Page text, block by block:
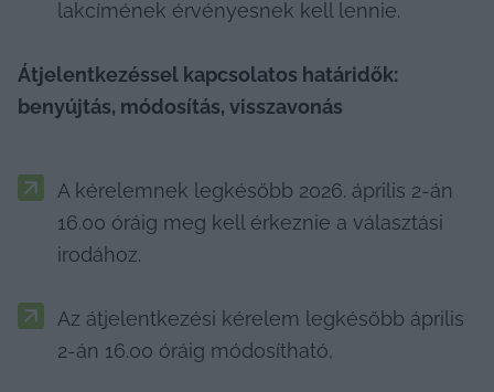
lakcímének érvényesnek kell lennie.
Átjelentkezéssel kapcsolatos határidők:
benyújtás, módosítás, visszavonás
A kérelemnek legkésőbb 2026. április 2-án
16.00 óráig meg kell érkeznie a választási
irodához.
Az átjelentkezési kérelem legkésőbb április
2-án 16.00 óráig módosítható,